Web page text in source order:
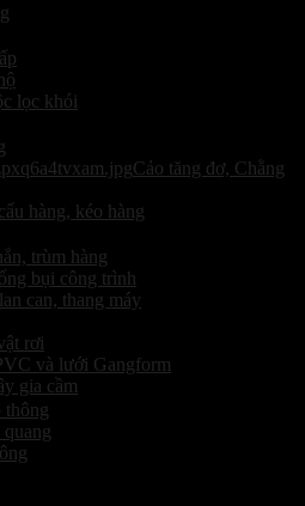
lọc khói
Cảo tăng đơ, Chằng
hàng, kéo hàng
trùm hàng
bụi công trình
can, thang máy
rơi
và lưới Gangform
gia cầm
thông